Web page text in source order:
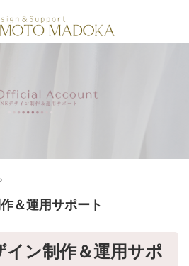
＆運用サポート
イン制作＆運用サポ